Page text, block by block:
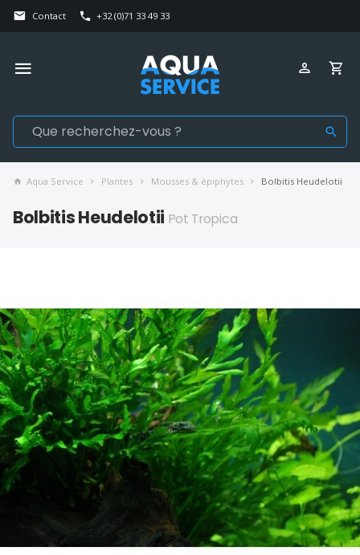
Contact +32 (0)71 33 49 33
Aqua Service Plantes Mousses & épiphytes Bolbitis Heudelotii
Bolbitis Heudelotii Pot Tropica